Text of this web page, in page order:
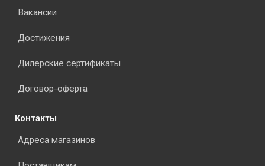
Вакансии
Достижения
Дилерские сертификаты
Договор-оферта
Контакты
Адреса магазинов